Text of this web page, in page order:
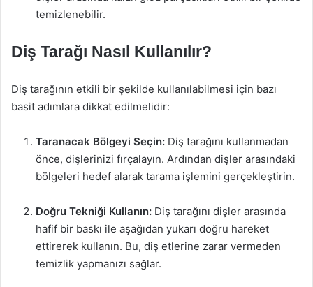
temizlenebilir.
Diş Tarağı Nasıl Kullanılır?
Diş tarağının etkili bir şekilde kullanılabilmesi için bazı
basit adımlara dikkat edilmelidir:
Taranacak Bölgeyi Seçin: Diş tarağını kullanmadan
önce, dişlerinizi fırçalayın. Ardından dişler arasındaki
bölgeleri hedef alarak tarama işlemini gerçekleştirin.
Doğru Tekniği Kullanın: Diş tarağını dişler arasında
hafif bir baskı ile aşağıdan yukarı doğru hareket
ettirerek kullanın. Bu, diş etlerine zarar vermeden
temizlik yapmanızı sağlar.